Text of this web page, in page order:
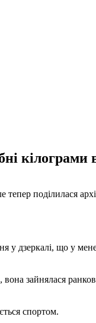
кілограми
тепер поділилася
у дзеркалі, що у
зайнялася
спортом.